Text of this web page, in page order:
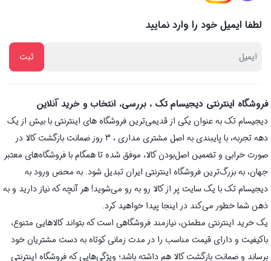
لطفا ایمیل خود را وارد نمایید
فروشگاه اینترنتی دیجیسام تک ، بررسی، انتخاب و خرید آنلاین
دیجیسام تک به عنوان یکی از قدیمی‌ترین فروشگاه های اینترنتی با بیش از یک
دهه تجربه، با پایبندی به اصل مشتری مداری ، 3 روز ضمانت بازگشت کالا در
صورت خرابی و تضمین اصل‌بودن کالا، موفق شده تا همگام با فروشگاه‌های معتبر
جهان، به بزرگ‌ترین فروشگاه اینترنتی ایران تبدیل شود. به محض ورود به
دیجیسام تک با یک سایت پر از کالا رو به رو می‌شوید! هر آنچه که نیاز دارید و به
ذهن شما خطور می‌کند در اینجا پیدا خواهید کرد.
یک خرید اینترنتی مطمئن، نیازمند فروشگاهی است که بتواند کالاهایی متنوع،
باکیفیت و دارای قیمت مناسب را در مدت زمانی کوتاه به دست مشتریان خود
برساند و ضمانت بازگشت کالا هم داشته باشد؛ ویژگی‌هایی که فروشگاه اینترنتی